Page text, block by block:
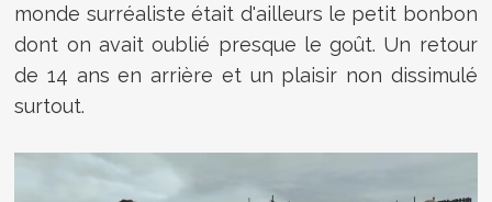
monde surréaliste était d'ailleurs le petit bonbon
dont on avait oublié presque le goût. Un retour
de 14 ans en arrière et un plaisir non dissimulé
surtout.